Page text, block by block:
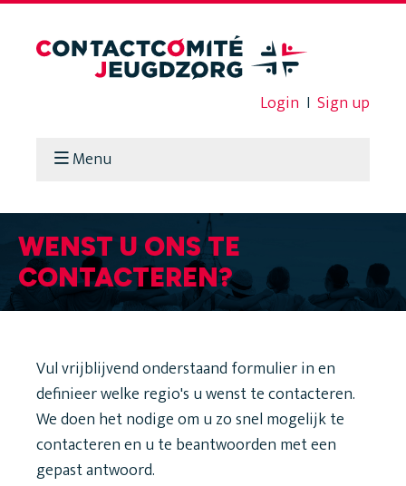
Login I Sign up
Menu
WENST U ONS TE
CONTACTEREN?
Vul vrijblijvend onderstaand formulier in en
definieer welke regio's u wenst te contacteren.
We doen het nodige om u zo snel mogelijk te
contacteren en u te beantwoorden met een
gepast antwoord.